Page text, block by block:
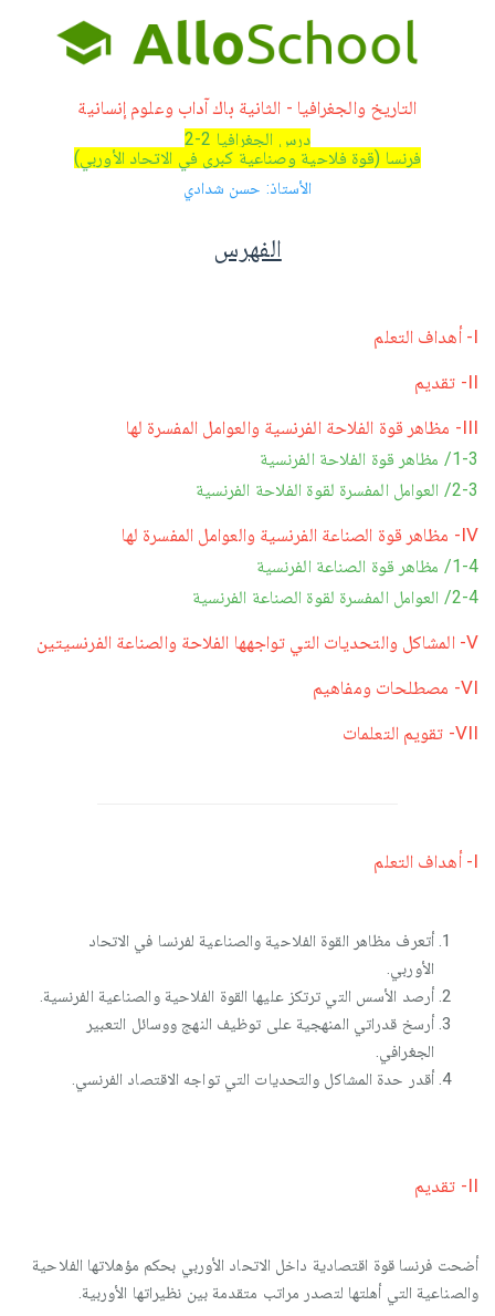
التاريخ والجغرافيا - الثانية باك آداب وعلوم إنسانية
درس الجغرافيا 2-2
فرنسا (قوة فلاحية وصناعية كبرى في الاتحاد الأوربي)
الأستاذ: حسن شدادي
الفهرس
I- أهداف التعلم
II- تقديم
III- مظاهر قوة الفلاحة الفرنسية والعوامل المفسرة لها
1-3/ مظاهر قوة الفلاحة الفرنسية
2-3/ العوامل المفسرة لقوة الفلاحة الفرنسية
IV- مظاهر قوة الصناعة الفرنسية والعوامل المفسرة لها
1-4/ مظاهر قوة الصناعة الفرنسية
2-4/ العوامل المفسرة لقوة الصناعة الفرنسية
V- المشاكل والتحديات التي تواجهها الفلاحة والصناعة الفرنسيتين
VI- مصطلحات ومفاهيم
VII- تقويم التعلمات
I- أهداف التعلم
أتعرف مظاهر القوة الفلاحية والصناعية لفرنسا في الاتحاد
الأوربي.
أرصد الأسس التي ترتكز عليها القوة الفلاحية والصناعية الفرنسية.
أرسخ قدراتي المنهجية على توظيف النهج ووسائل التعبير
الجغرافي.
أقدر حدة المشاكل والتحديات التي تواجه الاقتصاد الفرنسي.
II- تقديم
أضحت فرنسا قوة اقتصادية داخل الاتحاد الأوربي بحكم مؤهلاتها الفلاحية
والصناعية التي أهلتها لتصدر مراتب متقدمة بين نظيراتها الأوربية.